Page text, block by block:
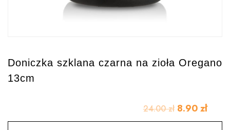
Doniczka szklana czarna na zioła Oregano
13cm
24.00zł 8.90 zł